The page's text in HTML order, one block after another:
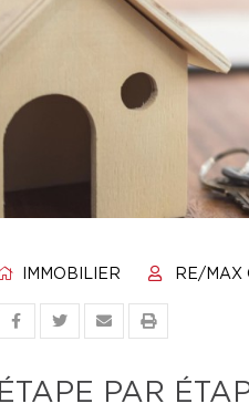
IMMOBILIER RE/MAX
ÉTAPE PAR